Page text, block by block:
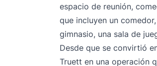
espacio de reunión,
que incluyen un
gimnasio, una sala de
Desde que se convirtió
Truett en una operación